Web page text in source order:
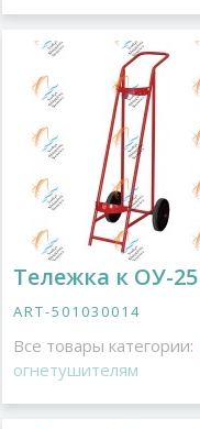
Тележка к ОУ-25
ART-501030014
Все товары категории:
огнетушителям